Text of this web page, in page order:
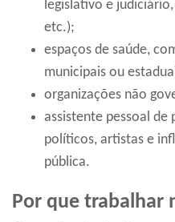
legislativo e
etc.);
espaços de saúde,
municipais ou
organizações não
assistente pessoal de
políticos, artistas e
pública.
Por que trabalhar